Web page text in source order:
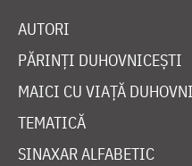
AUTORI
PĂRINȚI DUHOVNICEȘTI
MAICI CU VIAȚĂ
TEMATICĂ
SINAXAR ALFABETIC